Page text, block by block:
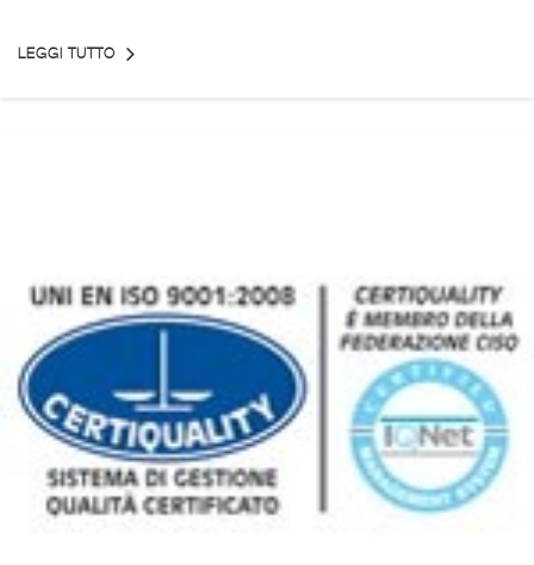
LEGGI TUTTO